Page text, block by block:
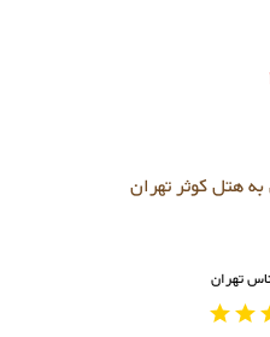
هتل کوثر تهران
تهران